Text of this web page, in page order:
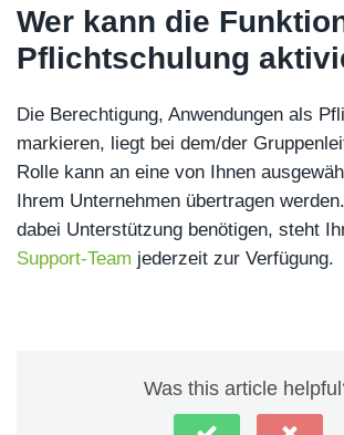
Wer kann die
Pflichtschulung
Die Berechtigung, Anwendungen als
markieren, liegt bei dem/der
Rolle kann an eine von Ihnen
Ihrem Unternehmen übertragen
dabei Unterstützung benötigen, steht
Support-Team jederzeit zur Verfügung.
Was this article